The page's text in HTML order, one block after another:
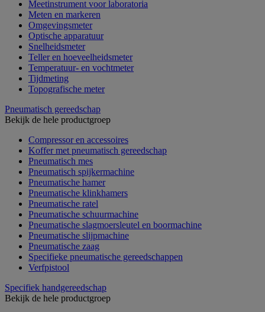
Meetinstrument voor laboratoria
Meten en markeren
Omgevingsmeter
Optische apparatuur
Snelheidsmeter
Teller en hoeveelheidsmeter
Temperatuur- en vochtmeter
Tijdmeting
Topografische meter
Pneumatisch gereedschap
Bekijk de hele productgroep
Compressor en accessoires
Koffer met pneumatisch gereedschap
Pneumatisch mes
Pneumatisch spijkermachine
Pneumatische hamer
Pneumatische klinkhamers
Pneumatische ratel
Pneumatische schuurmachine
Pneumatische slagmoersleutel en boormachine
Pneumatische slijpmachine
Pneumatische zaag
Specifieke pneumatische gereedschappen
Verfpistool
Specifiek handgereedschap
Bekijk de hele productgroep